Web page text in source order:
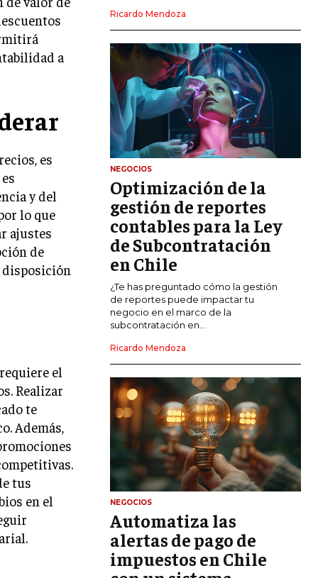
GESTIÓN DE CRISIS EMPRESARIALES
EMPRESAS Y STARTUPS TECNOLÓGICAS
GESTIÓN DE LA EXPERIENCIA DEL
CLIENTE
PROYECTOS
GESTIÓN DE PROYECTOS
GESTIÓN DE OPERACIONES Y CADENA
DE SUMINISTRO
LOGÍSTICA EMPRESARIAL
CALIDAD Y MEJORA CONTINUA
TALENTOS
TALENTO
RECLUTAMIENTO Y SELECCIÓN
DESARROLLO DE PERSONAL
GESTIÓN DEL DESEMPEÑO
CULTURA Y CLIMA ORGANIZACIONAL
ÉTICA EMPRESARIAL Y
RESPONSABILIDAD SOCIAL
BLOG
a
es
y del
lo que
ajustes
de
el
Realizar
te
Además,
tus
en el
Ricardo Mendoza
NEGOCIOS
Optimización de la
gestión de reportes
contables para la Ley
de Subcontratación
en Chile
¿Te has preguntado cómo la gestión
de reportes puede impactar tu
negocio en el marco de la
subcontratación en...
Ricardo Mendoza
NEGOCIOS
Automatiza las
alertas de pago de
impuestos en Chile